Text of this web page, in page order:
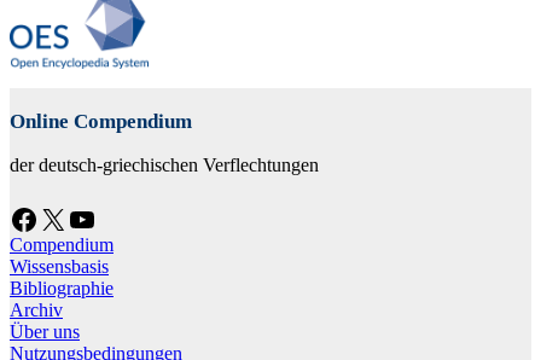
Online Compendium
der deutsch-griechischen Verflechtungen
Facebook X YouTube
Compendium
Wissensbasis
Bibliographie
Archiv
Über uns
Nutzungsbedingungen